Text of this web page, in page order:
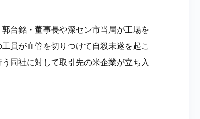
台銘・董事長や深セン市当局が工場を
員が血管を切りつけて自殺未遂を起こ
同社に対して取引先の米企業が立ち入